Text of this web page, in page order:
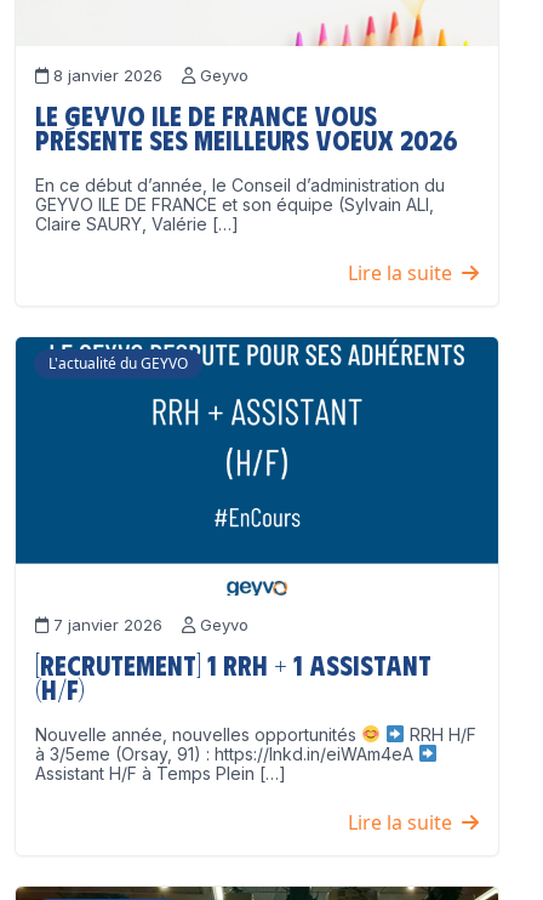
8 janvier 2026 Geyvo
Le GEYVO Ile de France vous
présente ses meilleurs voeux 2026
En ce début d’année, le Conseil d’administration du
GEYVO ILE DE FRANCE et son équipe (Sylvain ALI,
Claire SAURY, Valérie […]
Lire la suite
L'actualité du GEYVO
7 janvier 2026 Geyvo
[Recrutement] 1 RRH + 1 Assistant
(H/F)
Nouvelle année, nouvelles opportunités
RRH H/F
à 3/5eme (Orsay, 91) : https://lnkd.in/eiWAm4eA
Assistant H/F à Temps Plein […]
Lire la suite